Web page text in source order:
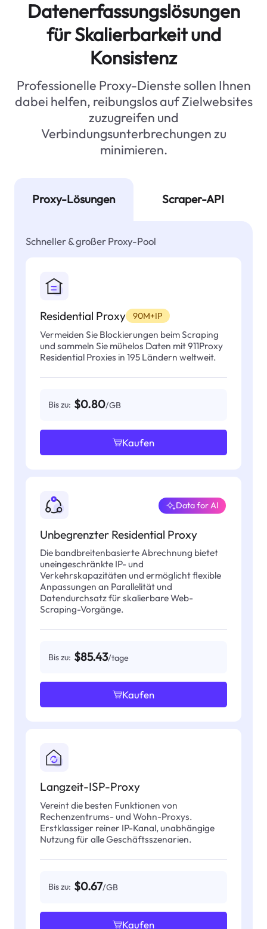
Datenerfassungslösungen
für Skalierbarkeit und
Konsistenz
Professionelle Proxy-Dienste sollen Ihnen
dabei helfen, reibungslos auf Zielwebsites
zuzugreifen und
Verbindungsunterbrechungen zu
minimieren.
Proxy-Lösungen Scraper-API
Schneller & großer Proxy-Pool
Residential Proxy 90M+IP
Vermeiden Sie Blockierungen beim Scraping
und sammeln Sie mühelos Daten mit 911Proxy
Residential Proxies in 195 Ländern weltweit.
Bis zu: $0.80/GB
Kaufen
Unbegrenzter Residential Proxy
Data for AI
Die bandbreitenbasierte Abrechnung bietet
uneingeschränkte IP- und
Verkehrskapazitäten und ermöglicht flexible
Anpassungen an Parallelität und
Datendurchsatz für skalierbare Web-
Scraping-Vorgänge.
Bis zu: $85.43/tage
Kaufen
Langzeit-ISP-Proxy
Vereint die besten Funktionen von
Rechenzentrums- und Wohn-Proxys.
Erstklassiger reiner IP-Kanal, unabhängige
Nutzung für alle Geschäftsszenarien.
Bis zu: $0.67/GB
Kaufen